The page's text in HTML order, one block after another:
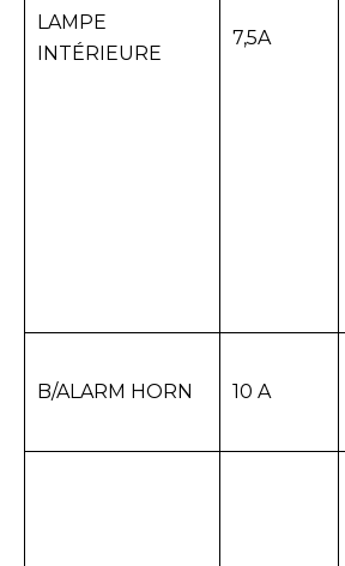
LAMPE
INTÉRIEURE
7,5A
B/ALARM HORN 10 A